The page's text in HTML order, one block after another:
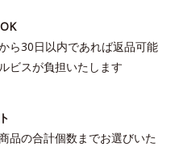
ら30日以内であれば返品可能
ビスが負担いたします
品の合計個数までお選びいた